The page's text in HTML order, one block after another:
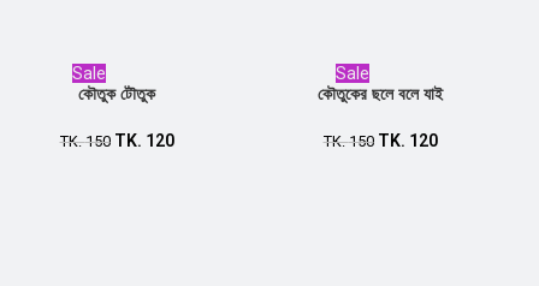
Sale
Add to cart
কৌতুক টৌতুক
TK.150 TK. 120
Sale
Add to cart
কৌতুকের ছলে বলে যাই
TK.150 TK. 120